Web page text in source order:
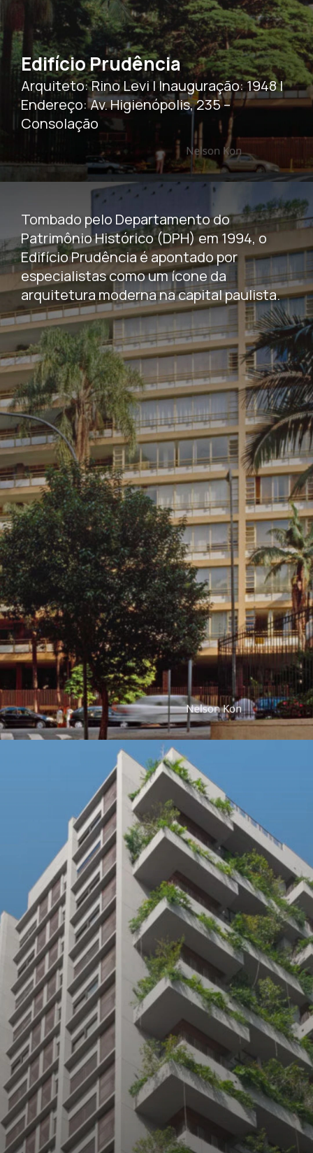
Edifício Prudência
Arquiteto: Rino Levi | Inauguração: 1948 |
Endereço: Av. Higienópolis, 235 –
Consolação
Tombado pelo Departamento do
Patrimônio Histórico (DPH) em 1994, o
Edifício Prudência é apontado por
especialistas como um ícone da
arquitetura moderna na capital paulista.